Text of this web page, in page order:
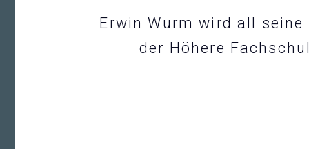
Erwin Wurm wird all
der Höhere